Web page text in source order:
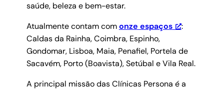
saúde, beleza e bem-estar.
Atualmente contam comonze espaços
:
Caldas da Rainha, Coimbra, Espinho,
Gondomar, Lisboa, Maia, Penafiel, Portela de
Sacavém, Porto (Boavista), Setúbal e Vila Real.
A principal missão das Clínicas Persona é a